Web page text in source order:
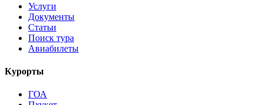
Услуги
Документы
Статьи
Поиск тура
Авиабилеты
Курорты
ГОА